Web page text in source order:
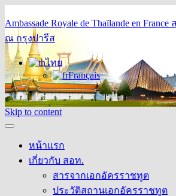
Ambassade Royale de Thaïlande en France
ณ กรุงปารีส
ไทย
Français
Skip to content
หน้าแรก
เกี่ยวกับ สอท.
สารจากเอกอัครราชทูต
ประวัติสถานเอกอัครราชทูต